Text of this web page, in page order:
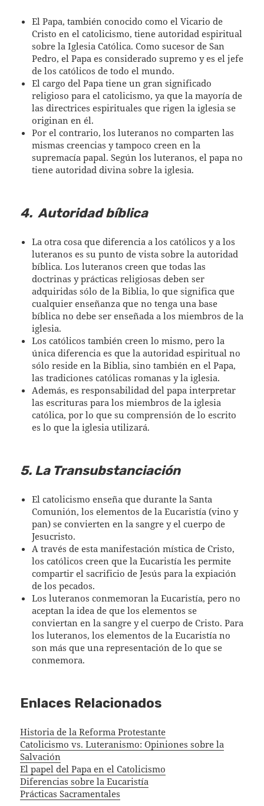
El Papa, también conocido como el Vicario de
Cristo en el catolicismo, tiene autoridad espiritual
sobre la Iglesia Católica. Como sucesor de San
Pedro, el Papa es considerado supremo y es el jefe
de los católicos de todo el mundo.
El cargo del Papa tiene un gran significado
religioso para el catolicismo, ya que la mayoría de
las directrices espirituales que rigen la iglesia se
originan en él.
Por el contrario, los luteranos no comparten las
mismas creencias y tampoco creen en la
supremacía papal. Según los luteranos, el papa no
tiene autoridad divina sobre la iglesia.
4. Autoridad bíblica
La otra cosa que diferencia a los católicos y a los
luteranos es su punto de vista sobre la autoridad
bíblica. Los luteranos creen que todas las
doctrinas y prácticas religiosas deben ser
adquiridas sólo de la Biblia, lo que significa que
cualquier enseñanza que no tenga una base
bíblica no debe ser enseñada a los miembros de la
iglesia.
Los católicos también creen lo mismo, pero la
única diferencia es que la autoridad espiritual no
sólo reside en la Biblia, sino también en el Papa,
las tradiciones católicas romanas y la iglesia.
Además, es responsabilidad del papa interpretar
las escrituras para los miembros de la iglesia
católica, por lo que su comprensión de lo escrito
es lo que la iglesia utilizará.
5. La Transubstanciación
El catolicismo enseña que durante la Santa
Comunión, los elementos de la Eucaristía (vino y
pan) se convierten en la sangre y el cuerpo de
Jesucristo.
A través de esta manifestación mística de Cristo,
los católicos creen que la Eucaristía les permite
compartir el sacrificio de Jesús para la expiación
de los pecados.
Los luteranos conmemoran la Eucaristía, pero no
aceptan la idea de que los elementos se
conviertan en la sangre y el cuerpo de Cristo. Para
los luteranos, los elementos de la Eucaristía no
son más que una representación de lo que se
conmemora.
Enlaces Relacionados
Historia de la Reforma Protestante
Catolicismo vs. Luteranismo: Opiniones sobre la
Salvación
El papel del Papa en el Catolicismo
Diferencias sobre la Eucaristía
Prácticas Sacramentales